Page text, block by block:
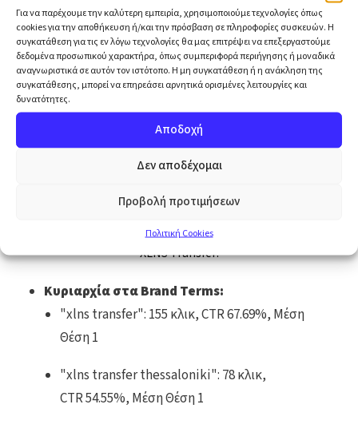
Για να παρέχουμε την καλύτερη εμπειρία, χρησιμοποιούμε τεχνολογίες όπως
cookies για την αποθήκευση ή/και την πρόσβαση σε πληροφορίες συσκευών. Η
συγκατάθεση για τις εν λόγω τεχνολογίες θα μας επιτρέψει να επεξεργαστούμε
δεδομένα προσωπικού χαρακτήρα, όπως συμπεριφορά περιήγησης ή μοναδικά
αναγνωριστικά σε αυτόν τον ιστότοπο. Η μη συγκατάθεση ή η ανάκληση της
συγκατάθεσης, μπορεί να επηρεάσει αρνητικά ορισμένες λειτουργίες και
δυνατότητες.
Αποδοχή
Δεν αποδέχομαι
Προβολή προτιμήσεων
Πολιτική Cookies
Διεθνές SEO:Λήψη υπόψη των αγγλόφωνων όρων
αναζήτησης και βελτιστοποίηση αντίστοιχων
σελίδων ή ενοτήτων του site.
Τα Αποτελέσματα
Η στρατηγική της UrbanWeb απέφερε εντυπωσιακά
αποτελέσματα στην οργανική αναζήτηση για την
XLNS Transfer:
Κυριαρχία στα Brand Terms:
"xlns transfer": 155 κλικ, CTR 67.69%, Μέση
Θέση 1
"xlns transfer thessaloniki": 78 κλικ,
CTR 54.55%, Μέση Θέση 1